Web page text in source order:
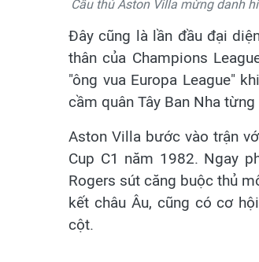
Cầu thủ Aston Villa mừng danh
Đây cũng là lần đầu đại
thân của Champions
"ông vua Europa League"
cầm quân Tây Ban Nha
Aston Villa bước vào trận
Cup C1 năm 1982. Ngay
Rogers sút căng buộc thủ
kết châu Âu, cũng có cơ
cột.